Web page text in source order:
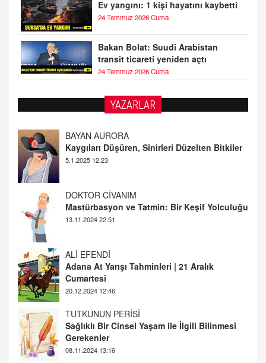
Ev yangını: 1 kişi hayatını kaybetti
24 Temmuz 2026 Cuma
Bakan Bolat: Suudi Arabistan
transit ticareti yeniden açtı
24 Temmuz 2026 Cuma
YAZARLAR
DOKTOR CİVANIM
Mastürbasyon ve Tatmin: Bir Keşif Yolculuğu
13.11.2024 22:51
ALİ EFENDİ
Adana At Yarışı Tahminleri | 21 Aralık
Cumartesi
TUTKUNUN PERİSİ
Sağlıklı Bir Cinsel Yaşam ile İlgili Bilinmesi
Gerekenler
08.11.2024 13:16
FARUK ÖNALAN
Tezkere Onaylanmasaydı…
2 Kasım 2021 Salı 00:11